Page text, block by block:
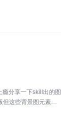
分享一下skill出的图
但这些背景图元素还